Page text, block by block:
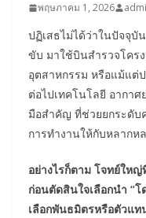
พฤษภาคม 1, 2026
ปฏิเสธไม่ได้ว่าในปัจจุบั
ขับ มาใช้บินสำรวจโคร
อุตสาหกรรม หรือแม้แต่
ต่อไปเทคโนโลยี อากา
มือสำคัญ ที่ช่วยยกระดับ
การทำงานให้กับหลากห
อย่างไรก็ตาม โจทย์ให
ก่อนตัดสินใจเลือกนำ “
เลือกพันธมิตรหรือตัวแท